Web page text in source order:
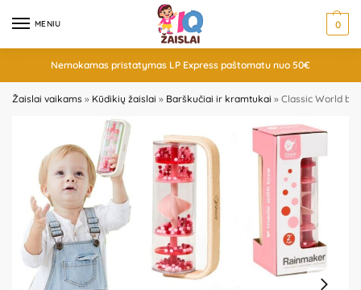
MENIU 0
Nemokamas pristatymas LP Express paštomatu nuo 50€
Žaislai vaikams » Kūdikių žaislai » Barškučiai ir kramtukai » Classic World